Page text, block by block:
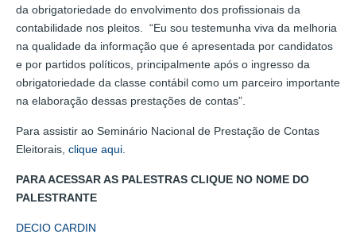
da obrigatoriedade do envolvimento dos profissionais da
contabilidade nos pleitos. “Eu sou testemunha viva da melhoria
na qualidade da informação que é apresentada por candidatos
e por partidos políticos, principalmente após o ingresso da
obrigatoriedade da classe contábil como um parceiro importante
na elaboração dessas prestações de contas”.
Para assistir ao Seminário Nacional de Prestação de Contas
Eleitorais, clique aqui
PARA ACESSAR AS PALESTRAS CLIQUE NO NOME DO
PALESTRANTE
DECIO CARDIN